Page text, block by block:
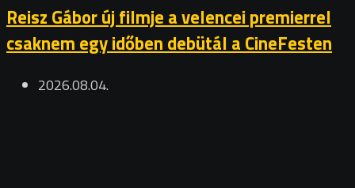
Reisz Gábor új filmje a velencei premierrel
csaknem egy időben debütál a CineFesten
2026.08.04.